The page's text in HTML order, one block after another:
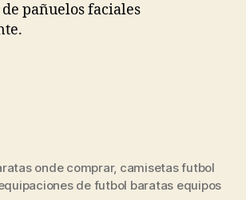
pañuelos faciales
onde comprar, camisetas futbol
de futbol baratas equipos